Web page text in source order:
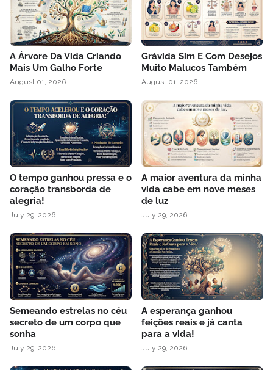
A Árvore Da Vida Criando
Mais Um Galho Forte
August 01, 2026
Grávida Sim E Com Desejos
Muito Malucos Também
August 01, 2026
O tempo ganhou pressa e o
coração transborda de
alegria!
July 29, 2026
A maior aventura da minha
vida cabe em nove meses
de luz
July 29, 2026
Semeando estrelas no céu
secreto de um corpo que
sonha
July 29, 2026
A esperança ganhou
feições reais e já canta
para a vida!
July 29, 2026